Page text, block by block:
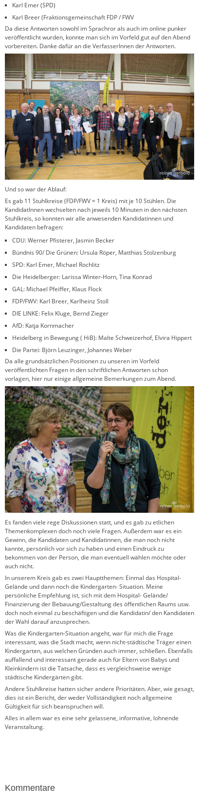
Karl Emer (SPD)
Karl Breer (Fraktionsgemeinschaft FDP / FWV
Da diese Antworten sowohl im Sprachror als auch im online punker
veröffentlicht wurden, konnte man sich im Vorfeld gut auf den Abend
vorbereiten. Danke dafür an die VerfasserInnen der Antworten.
Und so war der Ablauf:
Es gab 11 Stuhlkreise (FDP/FWV = 1 Kreis) mit je 10 Stühlen. Die
KandidatInnen wechselten nach jeweils 10 Minuten in den nächsten
Stuhlkreis, so konnten wir alle anwesenden Kandidatinnen und
Kandidaten befragen:
CDU: Werner Pfisterer, Jasmin Becker
Bündnis 90/ Die Grünen: Ursula Röper, Matthias Stolzenburg
SPD: Karl Emer, Michael Rochlitz
Die Heidelberger: Larissa Winter-Horn, Tina Konrad
GAL: Michael Pfeiffer, Klaus Flock
FDP/FWV: Karl Breer, Karlheinz Stoll
DIE LINKE: Felix Kluge, Bernd Zieger
AfD: Katja Kornmacher
Heidelberg in Bewegung ( HiB): Malte Schweizerhof, Elvira Hippert
Die Partei: Björn Leuzinger, Johannes Weber
Da alle grundsätzlichen Positionen zu unseren im Vorfeld
veröffentlichten Fragen in den schriftlichen Antworten schon
vorlagen, hier nur einige allgemeine Bemerkungen zum Abend.
Es fanden viele rege Diskussionen statt, und es gab zu etlichen
Themenkomplexen doch noch viele Fragen. Außerdem war es ein
Gewinn, die Kandidaten und Kandidatinnen, die man noch nicht
kannte, persönlich vor sich zu haben und einen Eindruck zu
bekommen von der Person, die man eventuell wählen möchte oder
auch nicht.
In unserem Kreis gab es zwei Hauptthemen: Einmal das Hospital-
Gelände und dann noch die Kindergarten- Situation. Meine
persönliche Empfehlung ist, sich mit dem Hospital- Gelände/
Finanzierung der Bebauung/Gestaltung des öffentlichen Raums usw.
doch noch einmal zu beschäftigen und die Kandidatin/ den Kandidaten
der Wahl darauf anzusprechen.
Was die Kindergarten-Situation angeht, war für mich die Frage
interessant, was die Stadt macht, wenn nicht-städtische Träger einen
Kindergarten, aus welchen Gründen auch immer, schließen. Ebenfalls
auffallend und interessant gerade auch für Eltern von Babys und
Kleinkindern ist die Tatsache, dass es vergleichsweise wenige
städtische Kindergärten gibt.
Andere Stuhlkreise hatten sicher andere Prioritäten. Aber, wie gesagt,
dies ist ein Bericht, der weder Vollständigkeit noch allgemeine
Gültigkeit für sich beanspruchen will.
Alles in allem war es eine sehr gelassene, informative, lohnende
Veranstaltung.
Kommentare